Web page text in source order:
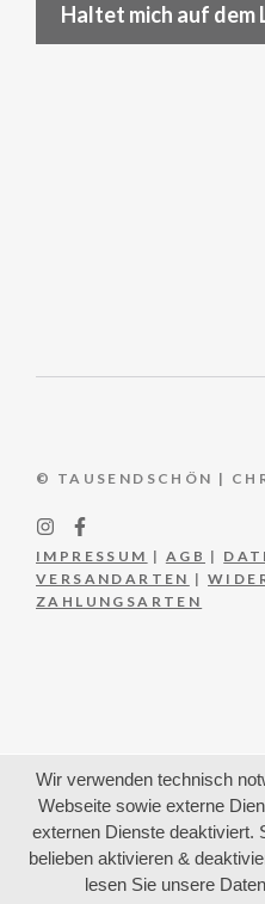
Haltet mich auf dem
© TAUSENDSCHÖN |
IMPRESSUM | AGB |
VERSANDARTEN |
ZAHLUNGSARTEN
Wir verwenden technisch
Webseite sowie externe
externen Dienste deaktiviert.
belieben aktivieren &
lesen Sie unsere